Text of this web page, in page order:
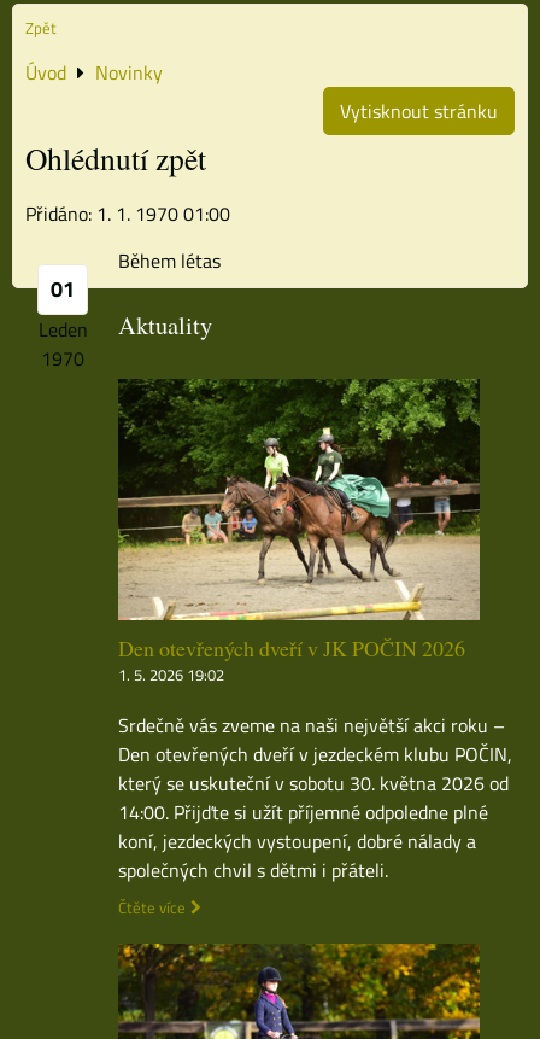
Zpět
Úvod
Novinky
Vytisknout stránku
Ohlédnutí zpět
Přidáno: 1. 1. 1970 01:00
01
Leden
1970
Během létas
Aktuality
Den otevřených dveří v JK POČIN 2026
1. 5. 2026 19:02
Srdečně vás zveme na naši největší akci roku –
Den otevřených dveří v jezdeckém klubu POČIN,
který se uskuteční v sobotu 30. května 2026 od
14:00. Přijďte si užít příjemné odpoledne plné
koní, jezdeckých vystoupení, dobré nálady a
společných chvil s dětmi i přáteli.
Čtěte více